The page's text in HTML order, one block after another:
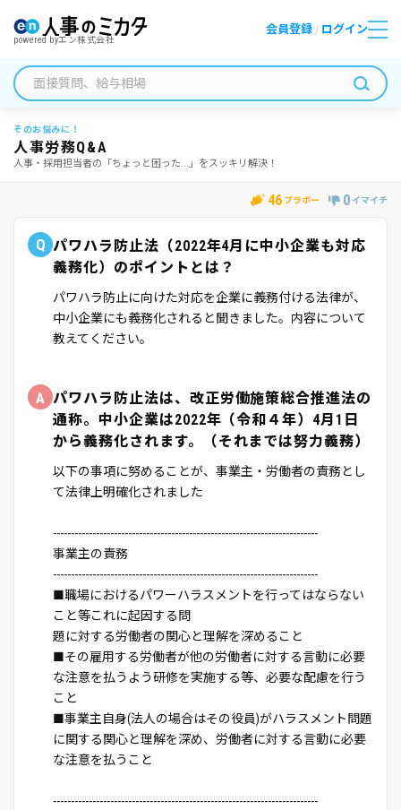
powered byエン株式会社
会員登録 / ログイン
そのお悩みに！
人事労務Q&A
人事・採用担当者の「ちょっと困った...」をスッキリ解決！
46 ブラボー 0 イマイチ
Q パワハラ防止法（2022年4月に中小企業も対応
義務化）のポイントとは？
パワハラ防止に向けた対応を企業に義務付ける法律が、
中小企業にも義務化されると聞きました。内容について
教えてください。
A パワハラ防止法は、改正労働施策総合推進法の
通称。中小企業は2022年（令和４年）4月1日
から義務化されます。（それまでは努力義務）
以下の事項に努めることが、事業主・労働者の責務とし
て法律上明確化されました
--------------------------------------------------------------------------
事業主の責務
--------------------------------------------------------------------------
■職場におけるパワーハラスメントを行ってはならない
こと等これに起因する問
題に対する労働者の関心と理解を深めること
■その雇用する労働者が他の労働者に対する言動に必要
な注意を払うよう研修を実施する等、必要な配慮を行う
こと
■事業主自身(法人の場合はその役員)がハラスメント問題
に関する関心と理解を深め、労働者に対する言動に必要
な注意を払うこと
--------------------------------------------------------------------------